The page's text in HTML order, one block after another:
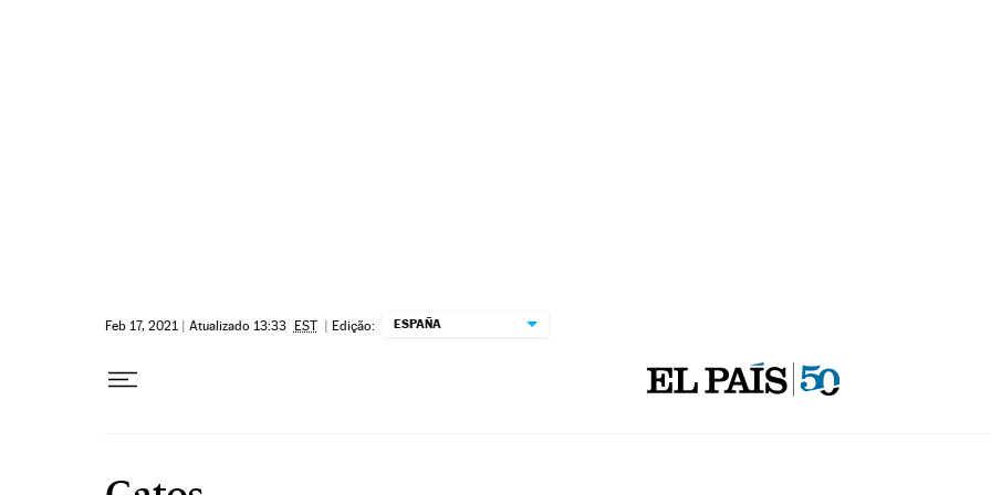
Feb 17, 2021 | Atualizado 13:33 EST | Edição: ESPAÑA